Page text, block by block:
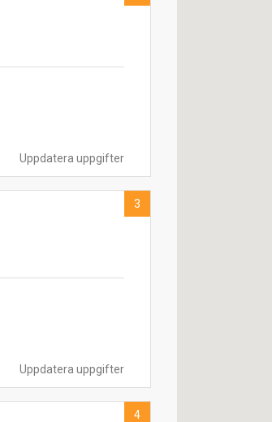
Uppdatera uppgifter
Uppdatera uppgifter
3
4